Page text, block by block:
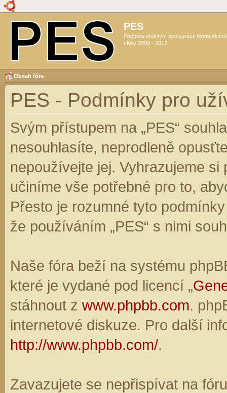
PES
Podpora efektivní spolupráce
sféry 2009 - 2012
Obsah fóra
PES - Podmínky pro
Svým přístupem na „PES“
nesouhlasíte, neprodleně
nepoužívejte jej. Vyhrazujeme
učiníme vše potřebné pro to,
Přesto je rozumné tyto
že používáním „PES“ s nimi
Naše fóra beží na systému
které je vydané pod licencí „
stáhnout z www.phpbb.com.
internetové diskuze. Pro další
http://www.phpbb.com/.
Zavazujete se nepřispívat na